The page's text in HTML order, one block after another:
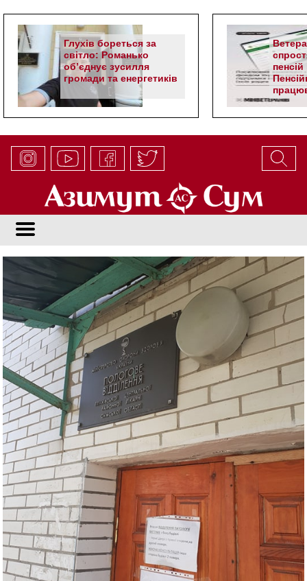
Глухів бореться за
світло: Романько
об’єднує зусилля
громади та енергетиків